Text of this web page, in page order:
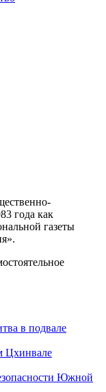
года как
газеты
в подвале
Цхинвале
Южной